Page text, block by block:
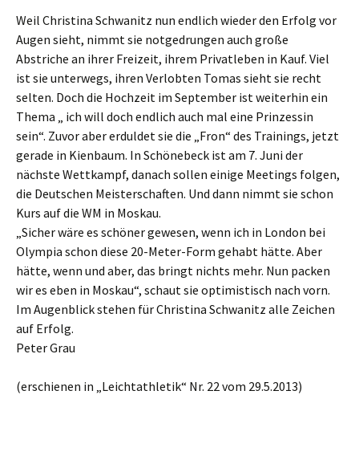
Weil Christina Schwanitz nun endlich wieder den Erfolg vor
Augen sieht, nimmt sie notgedrungen auch große
Abstriche an ihrer Freizeit, ihrem Privatleben in Kauf. Viel
ist sie unterwegs, ihren Verlobten Tomas sieht sie recht
selten. Doch die Hochzeit im September ist weiterhin ein
Thema „ ich will doch endlich auch mal eine Prinzessin
sein“. Zuvor aber erduldet sie die „Fron“ des Trainings, jetzt
gerade in Kienbaum. In Schönebeck ist am 7. Juni der
nächste Wettkampf, danach sollen einige Meetings folgen,
die Deutschen Meisterschaften. Und dann nimmt sie schon
Kurs auf die WM in Moskau.
„Sicher wäre es schöner gewesen, wenn ich in London bei
Olympia schon diese 20-Meter-Form gehabt hätte. Aber
hätte, wenn und aber, das bringt nichts mehr. Nun packen
wir es eben in Moskau“, schaut sie optimistisch nach vorn.
Im Augenblick stehen für Christina Schwanitz alle Zeichen
auf Erfolg.
Peter Grau
(erschienen in „Leichtathletik“ Nr. 22 vom 29.5.2013)